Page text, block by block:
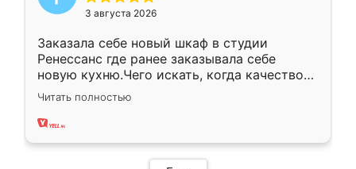
3 августа 2026
Заказала себе новый шкаф в студии
Ренессанс где ранее заказывала себе
новую кухню.Чего искать, когда качеством
вполне довольна. Служит кухня уже почти
два года, нареканий нет.
Читать полностью